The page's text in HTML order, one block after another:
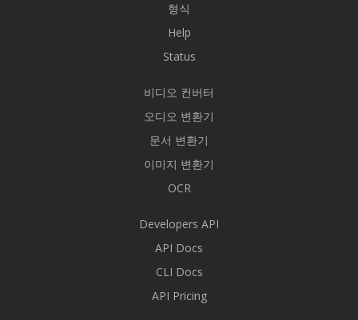
형식
Help
Status
비디오 컨버터
오디오 변환기
문서 변환기
이미지 변환기
OCR
Developers API
API Docs
CLI Docs
API Pricing